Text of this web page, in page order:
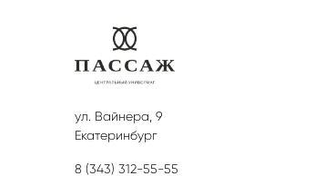
ул. Вайнера, 9
Екатеринбург
8 (343) 312-55-55